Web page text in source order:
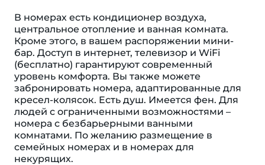
В номерах есть кондиционер воздуха,
центральное отопление и ванная комната.
Кроме этого, в вашем распоряжении мини-
бар. Доступ в интернет, телевизор и WiFi
(бесплатно) гарантируют современный
уровень комфорта. Вы также можете
забронировать номера, адаптированные для
кресел-колясок. Eсть душ. Имеется фен. Для
людей с ограниченными возможностями –
номера с безбарьерными ванными
комнатами. По желанию размещение в
семейных номерах и в номерах для
некурящих.